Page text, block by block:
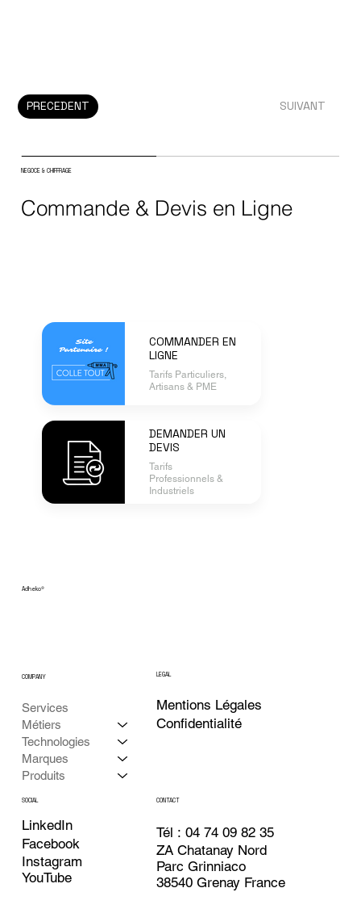
PRECEDENT SUIVANT
COMMANDER EN
LIGNE
Tarifs Particuliers,
Artisans & PME
DEMANDER UN
DEVIS
Tarifs
Professionnels &
Industriels
Commande & Devis en Ligne
NEGOCE & CHIFFRAGE
Adheko®
Services
Métiers
Technologies
Marques
Produits
COMPANY LEGAL
Confidentialité
Mentions Légales
SOCIAL
LinkedIn
Facebook
Instagram
YouTube
CONTACT
Tél : 04 74 09 82 35
ZA Chatanay Nord
Parc Grinniaco
38540 Grenay France